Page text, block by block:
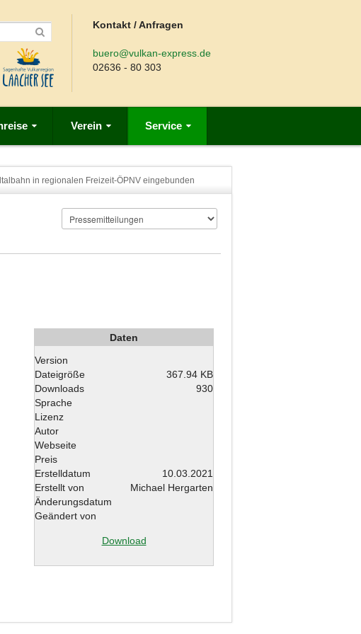
Kontakt / Anfragen
buero@vulkan-express.de
02636 - 80 303
Verein Service
in regionalen Freizeit-ÖPNV eingebunden
Daten
Version
Dateigröße
367.94 KB
Downloads
930
Sprache
Lizenz
Autor
Webseite
Preis
Erstelldatum
10.03.2021
Erstellt von
Michael Hergarten
Änderungsdatum
Geändert von
Download